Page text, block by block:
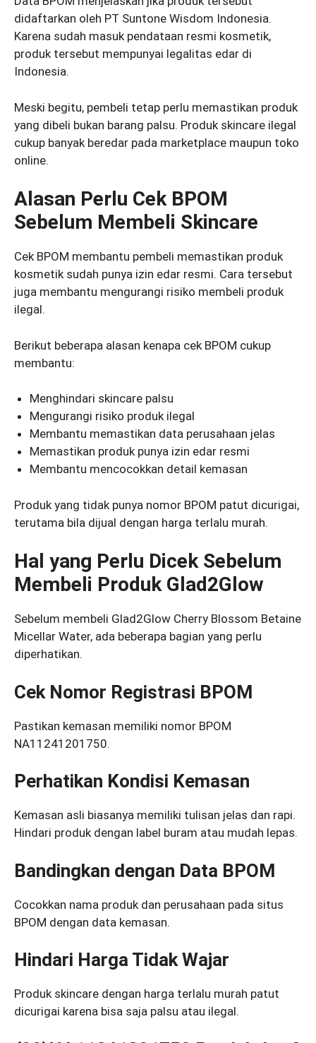
didaftarkan oleh PT Suntone Wisdom Indonesia.
Karena sudah masuk pendataan resmi kosmetik,
produk tersebut mempunyai legalitas edar di
Indonesia.
Meski begitu, pembeli tetap perlu memastikan produk
yang dibeli bukan barang palsu. Produk skincare ilegal
cukup banyak beredar pada marketplace maupun toko
online.
Alasan Perlu Cek BPOM
Sebelum Membeli Skincare
Cek BPOM membantu pembeli memastikan produk
kosmetik sudah punya izin edar resmi. Cara tersebut
juga membantu mengurangi risiko membeli produk
ilegal.
Berikut beberapa alasan kenapa cek BPOM cukup
membantu:
Menghindari skincare palsu
Mengurangi risiko produk ilegal
Membantu memastikan data perusahaan jelas
Memastikan produk punya izin edar resmi
Membantu mencocokkan detail kemasan
Produk yang tidak punya nomor BPOM patut dicurigai,
terutama bila dijual dengan harga terlalu murah.
Hal yang Perlu Dicek Sebelum
Membeli Produk Glad2Glow
Sebelum membeli Glad2Glow Cherry Blossom Betaine
Micellar Water, ada beberapa bagian yang perlu
diperhatikan.
Cek Nomor Registrasi BPOM
Pastikan kemasan memiliki nomor BPOM
NA11241201750.
Perhatikan Kondisi Kemasan
Kemasan asli biasanya memiliki tulisan jelas dan rapi.
Hindari produk dengan label buram atau mudah lepas.
Bandingkan dengan Data BPOM
Cocokkan nama produk dan perusahaan pada situs
BPOM dengan data kemasan.
Hindari Harga Tidak Wajar
Produk skincare dengan harga terlalu murah patut
dicurigai karena bisa saja palsu atau ilegal.